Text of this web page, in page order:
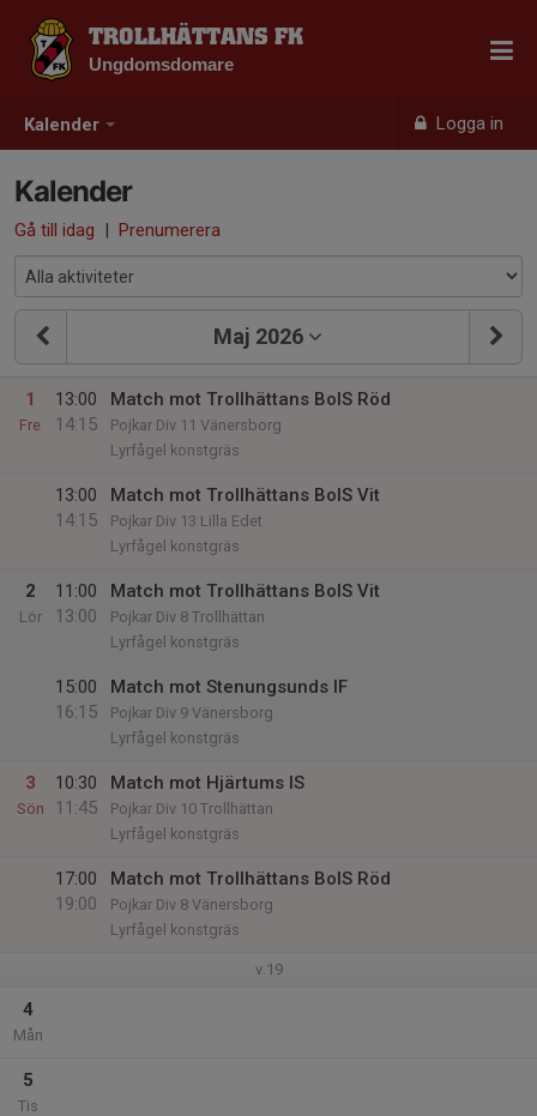
Kalender Logga in
TROLLHÄTTANS FK
Ungdomsdomare
Kalender
Gå till idag | Prenumerera
Maj 2026
1
Fre
13:00
14:15
Match mot Trollhättans BoIS Röd
Pojkar Div 11 Vänersborg
Lyrfågel konstgräs
13:00
14:15
Match mot Trollhättans BoIS Vit
Pojkar Div 13 Lilla Edet
Lyrfågel konstgräs
2
Lör
11:00
13:00
Match mot Trollhättans BoIS Vit
Pojkar Div 8 Trollhättan
Lyrfågel konstgräs
15:00
16:15
Match mot Stenungsunds IF
Pojkar Div 9 Vänersborg
Lyrfågel konstgräs
3
Sön
10:30
11:45
Match mot Hjärtums IS
Pojkar Div 10 Trollhättan
Lyrfågel konstgräs
17:00
19:00
Match mot Trollhättans BoIS Röd
Pojkar Div 8 Vänersborg
Lyrfågel konstgräs
v.19
4
Mån
5
Tis